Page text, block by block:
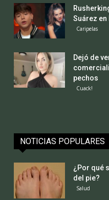
Suárez en
Caripelas
Dejó de
pechos
Cuack!
NOTICIAS POPULARES
¿Por qué
del pie?
Salud